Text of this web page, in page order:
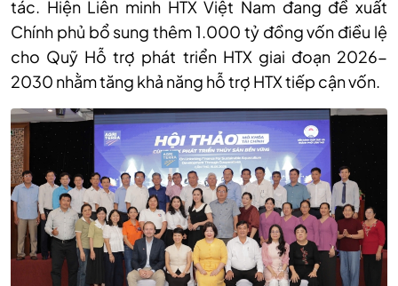
tác. Hiện Liên minh HTX Việt Nam đang đề xuất
Chính phủ bổ sung thêm 1.000 tỷ đồng vốn điều lệ
cho Quỹ Hỗ trợ phát triển HTX giai đoạn 2026-
2030 nhằm tăng khả năng hỗ trợ HTX tiếp cận vốn.